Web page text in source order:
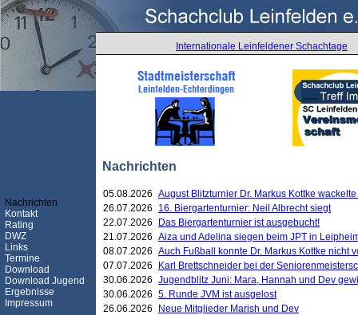
Internationale Leinfeldener Schachtage
Nachrichten
Nachrichten
Kontakt
Rating
DWZ
Links
Termine
Download
Download Jugend
Ergebnisse
Impressum
05.08.2026 August Blitzturnier Dr. Markus Kottke
26.07.2026
16. Biergartenturnier: Neil Albrecht siegt
22.07.2026
Das Biergartenturnier ist ausgebucht!
21.07.2026 Aiza und Adelina siegen beim JPT in
08.07.2026 Auch Fußball konnte Dr. Markus Kottke nicht
07.07.2026
Karl Brettschneider bei der
30.06.2026 Jugendblitz Juni: Mara, Hannah und Dev
30.06.2026 5. Runde JVM ist ausgelost
26.06.2026
Neue Mitglieder Marish und Dev